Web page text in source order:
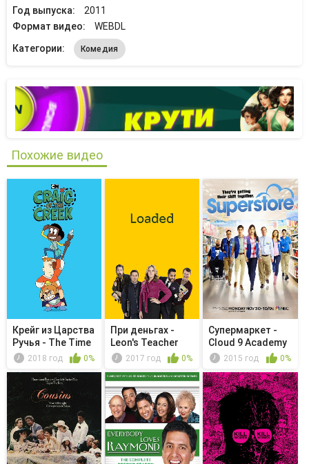
Год выпуска:
2011
Формат видео:
WEBDL
Категории:
Комедия
Похожие видео
Крейг из Царства
Ручья - The Time
Cap...2018 год 0%
При деньгах -
Leon's Teacher
2017 год 0%
Супермаркет -
Cloud 9 Academy
2015 год 0%